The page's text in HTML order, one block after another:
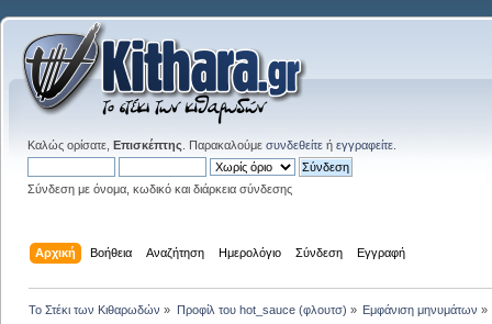
Καλώς ορίσατε, Επισκέπτης . Παρακαλούμε συνδεθείτε ή εγγραφείτε
Σύνδεση με όνομα, κωδικό και διάρκεια σύνδεσης
Αρχική Βοήθεια Αναζήτηση Ημερολόγιο Σύνδεση Εγγραφή
Το Στέκι των Κιθαρωδών » Προφίλ του hot_sauce (φλουτσ) » Εμφάνιση μηνυμάτων »